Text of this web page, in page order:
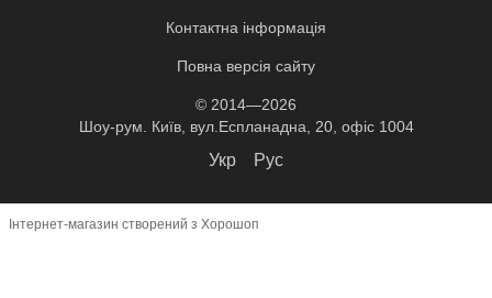
Контактна інформація
Повна версія сайту
© 2014—2026
Шоу-рум. Київ, вул.Еспланадна, 20, офіс 1004
Укр Рус
Інтернет-магазин створений з Хорошоп